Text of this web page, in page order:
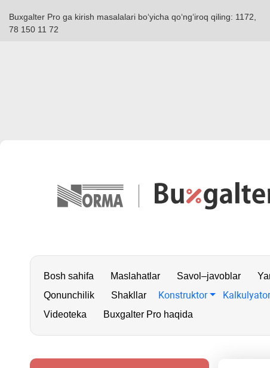
Buxgalter Pro ga kirish masalalari boʻyicha qoʻngʻiroq qiling: 1172,
78 150 11 72
Bosh sahifa Maslahatlar Savol–javoblar
Qonunchilik
Shakllar Konstruktor
Videoteka Buxgalter Pro haqida